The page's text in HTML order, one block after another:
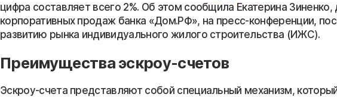
цифра составляет всего 2%. Об этом сообщила Екатерина Зиненко,
корпоративных продаж банка «Дом.РФ», на пресс-конференции,
развитию рынка индивидуального жилого строительства (ИЖС).
Преимущества эскроу-счетов
Эскроу-счета представляют собой специальный механизм,